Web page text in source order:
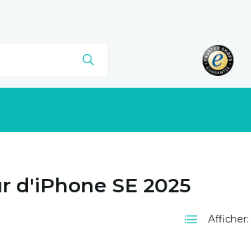
d'iPhone SE 2025
Afficher: